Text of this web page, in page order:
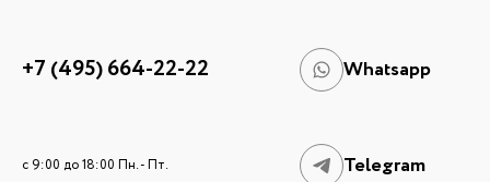
+7 (495) 664-22-22 Whatsapp
c 9:00 до 18:00 Пн. - Пт. Telegram